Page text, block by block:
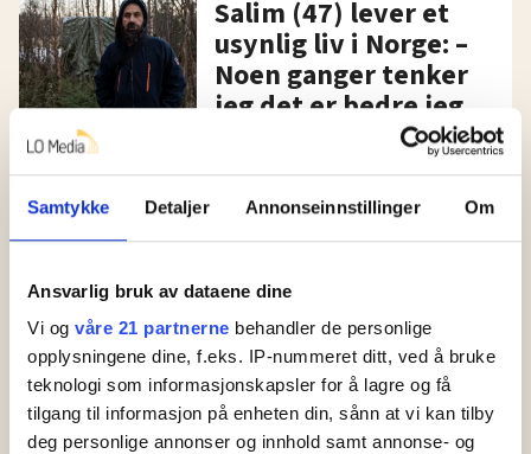
Samtykke Detaljer Annonseinnstillinger Om
Ansvarlig bruk av dataene dine
Vi og våre 21 partnerne behandler de personlige
opplysningene dine, f.eks. IP-nummeret ditt, ved å bruke
teknologi som informasjonskapsler for å lagre og få
tilgang til informasjon på enheten din, sånn at vi kan tilby
deg personlige annonser og innhold samt annonse- og
Salim (47) lever et
usynlig liv i Norge: –
Noen ganger tenker
jeg det er bedre jeg
Bilder fra sidelinjen:
Larisa er sigøyner i
Norge: – Jeg
skammer meg ikke
for å tigge for min
datter
Amir (26) er papirløs: